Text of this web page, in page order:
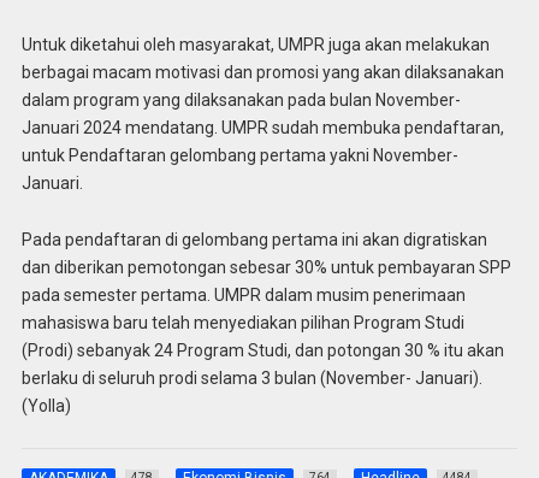
Untuk diketahui oleh masyarakat, UMPR juga akan melakukan
berbagai macam motivasi dan promosi yang akan dilaksanakan
dalam program yang dilaksanakan pada bulan November-
Januari 2024 mendatang. UMPR sudah membuka pendaftaran,
untuk Pendaftaran gelombang pertama yakni November-
Januari.
Pada pendaftaran di gelombang pertama ini akan digratiskan
dan diberikan pemotongan sebesar 30% untuk pembayaran SPP
pada semester pertama. UMPR dalam musim penerimaan
mahasiswa baru telah menyediakan pilihan Program Studi
(Prodi) sebanyak 24 Program Studi, dan potongan 30 % itu akan
berlaku di seluruh prodi selama 3 bulan (November- Januari).
(Yolla)